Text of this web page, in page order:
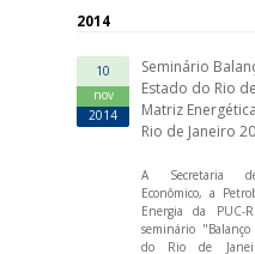
a
2014
10
nov
2014
Seminário
Estado do Rio
Matriz
Rio de Janeiro
A Secretaria
Econômico, a
Energia da PUC-
seminário
do Rio de